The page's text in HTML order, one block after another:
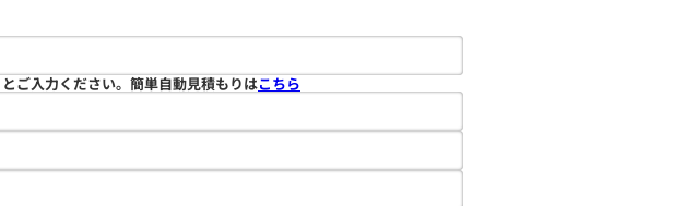
ご入力ください。簡単自動見積もりはこちら